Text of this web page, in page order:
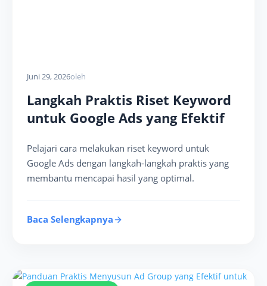
Juni 29, 2026oleh
Langkah Praktis Riset Keyword
untuk Google Ads yang Efektif
Pelajari cara melakukan riset keyword untuk
Google Ads dengan langkah-langkah praktis yang
membantu mencapai hasil yang optimal.
Baca Selengkapnya